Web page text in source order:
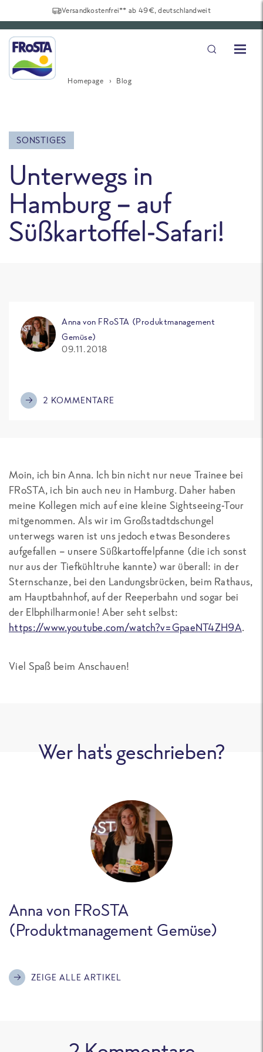
Versandkostenfrei** ab 49€, deutschlandweit
Homepage Blog
SONSTIGES
Unterwegs in
Hamburg – auf
Süßkartoffel-Safari!
Anna von FRoSTA (Produktmanagement
Gemüse)
09.11.2018
2 KOMMENTARE
Moin, ich bin Anna. Ich bin nicht nur neue Trainee bei
FRoSTA, ich bin auch neu in Hamburg. Daher haben
meine Kollegen mich auf eine kleine Sightseeing-Tour
mitgenommen. Als wir im Großstadtdschungel
unterwegs waren ist uns jedoch etwas Besonderes
aufgefallen – unsere Süßkartoffelpfanne (die ich sonst
nur aus der Tiefkühltruhe kannte) war überall: in der
Sternschanze, bei den Landungsbrücken, beim Rathaus,
am Hauptbahnhof, auf der Reeperbahn und sogar bei
der Elbphilharmonie! Aber seht selbst:
https://www.youtube.com/watch?v=GpaeNT4ZH9A.
Viel Spaß beim Anschauen!
Wer hat's geschrieben?
Anna von FRoSTA
(Produktmanagement Gemüse)
ZEIGE ALLE ARTIKEL